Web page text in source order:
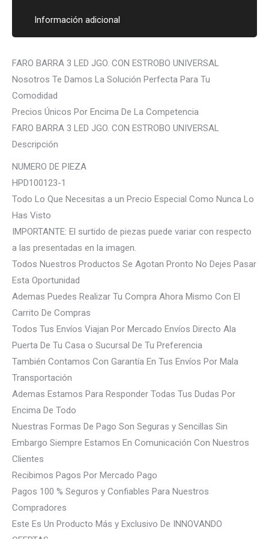
Información adicional
FARO BARRA 3 LED JGO. CON ESTROBO UNIVERSAL
Nosotros Te Damos La Solución Perfecta Para Tu
Comodidad
Precios Únicos Por Encima De La Competencia
FARO BARRA 3 LED JGO. CON ESTROBO UNIVERSAL
Descripción
NUMERO DE PIEZA
HPD100123-1
Todo Lo Que Necesitas a un Precio Especial Como Nunca Lo
Has Visto
IMPORTANTE: El surtido de piezas puede variar con respecto
a las presentadas en la imagen.
Todos Nuestros Productos Se Agotan Pronto No Dejes Pasar
Esta Oportunidad
Ademas Puedes Realizar Tu Compra Ahora Mismo Con El
Carrito De Compras
Todos Tus Envíos Viajan Por Mercado Envíos Directo Ala
Puerta De Tu Casa o Sucursal De Tu Preferencia
También Contamos Con Garantía En Tus Envíos Por Mala
Transportación
Ademas Estamos Para Responder Todas Tus Dudas Por
Encima De Todo
Nuestras Formas De Pago Son Seguras y Sencillas Sin
Embargo Siempre Estamos En Comunicación Con Nuestros
Clientes
Recibimos Pagos Por Mercado Pago
Pagos 100 % Seguros y Confiables Para Nuestros
Compradores
Este Es Un Producto Más y Exclusivo De INNOVANDO